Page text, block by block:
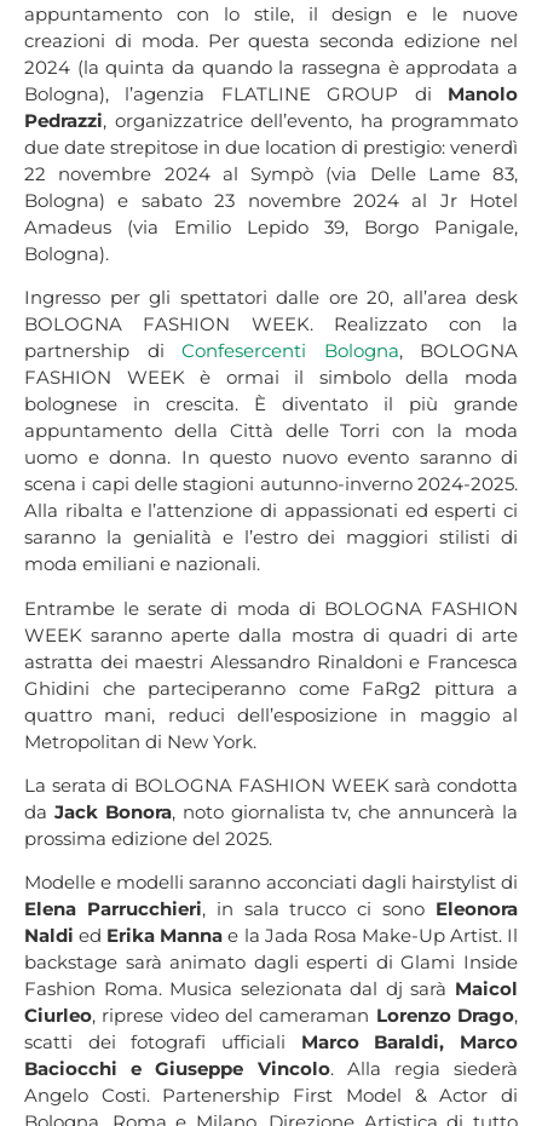
appuntamento con lo stile, il design e le nuove
creazioni di moda. Per questa seconda edizione nel
2024 (la quinta da quando la rassegna è approdata a
Bologna), l’agenzia FLATLINE GROUP di Manolo
Pedrazzi, organizzatrice dell’evento, ha programmato
due date strepitose in due location di prestigio: venerdì
22 novembre 2024 al Sympò (via Delle Lame 83,
Bologna) e sabato 23 novembre 2024 al Jr Hotel
Amadeus (via Emilio Lepido 39, Borgo Panigale,
Bologna).
Ingresso per gli spettatori dalle ore 20, all’area desk
BOLOGNA FASHION WEEK. Realizzato con la
partnership di Confesercenti Bologna, BOLOGNA
FASHION WEEK è ormai il simbolo della moda
bolognese in crescita. È diventato il più grande
appuntamento della Città delle Torri con la moda
uomo e donna. In questo nuovo evento saranno di
scena i capi delle stagioni autunno-inverno 2024-2025.
Alla ribalta e l’attenzione di appassionati ed esperti ci
saranno la genialità e l’estro dei maggiori stilisti di
moda emiliani e nazionali.
Entrambe le serate di moda di BOLOGNA FASHION
WEEK saranno aperte dalla mostra di quadri di arte
astratta dei maestri Alessandro Rinaldoni e Francesca
Ghidini che parteciperanno come FaRg2 pittura a
quattro mani, reduci dell’esposizione in maggio al
Metropolitan di New York.
La serata di BOLOGNA FASHION WEEK sarà condotta
da Jack Bonora, noto giornalista tv, che annuncerà la
prossima edizione del 2025.
Modelle e modelli saranno acconciati dagli hairstylist di
Elena Parrucchieri, in sala trucco ci sono Eleonora
Naldi ed Erika Manna e la Jada Rosa Make-Up Artist. Il
backstage sarà animato dagli esperti di Glami Inside
Fashion Roma. Musica selezionata dal dj sarà Maicol
Ciurleo, riprese video del cameraman Lorenzo Drago,
scatti dei fotografi ufficiali Marco Baraldi, Marco
Baciocchi e Giuseppe Vincolo. Alla regia siederà
Angelo Costi. Partenership First Model & Actor di